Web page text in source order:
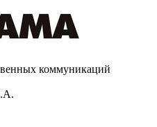
коммуникаций